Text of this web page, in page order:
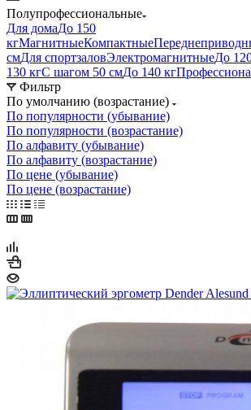
Полупрофессиональные
Для домаДо 150
кгМагнитныеКомпактные
смДля спортзаловЭлектромагнитныеДо
130 кгС шагом 50 смДо 140 кг
Фильтр
По умолчанию (возрастание)
По популярности (убывание)
По популярности (возрастание)
По алфавиту (убывание)
По алфавиту (возрастание)
По цене (убывание)
По цене (возрастание)